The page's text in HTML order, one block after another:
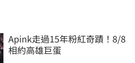
Apink走過15年粉紅奇蹟！8/8
相約高雄巨蛋